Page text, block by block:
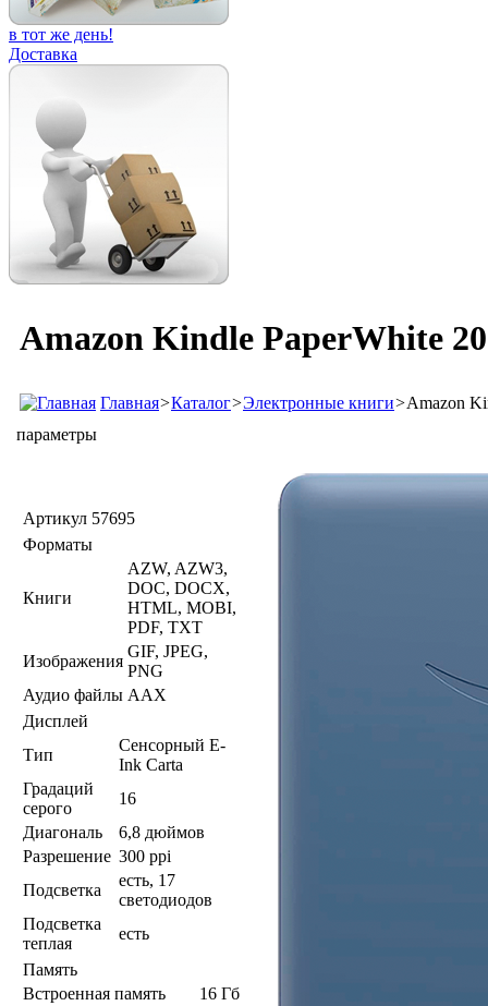
в тот же день!
Доставка
Amazon Kindle PaperWhite
Главная>Каталог>Электронные книги>Amazon
параметры
Артикул 57695
Форматы
Книги
AZW, AZW3,
DOC, DOCX,
HTML, MOBI,
PDF, TXT
Изображения
GIF, JPEG,
PNG
Аудио файлы AAX
Дисплей
Тип
Сенсорный E-
Ink Carta
Градаций
серого
16
Диагональ
6,8 дюймов
Разрешение 300 ppi
Подсветка
есть, 17
светодиодов
Подсветка
теплая
есть
Память
Встроенная память
16 Гб